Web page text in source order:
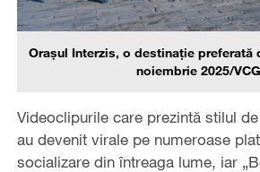
Orașul Interzis, o destinație preferată
noiembrie 2025/
Videoclipurile care prezintă stilul
au devenit virale pe numeroase
socializare din întreaga lume, iar